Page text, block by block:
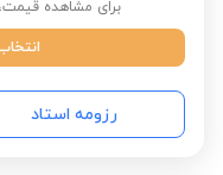
برای مشاهده
رزومه استاد